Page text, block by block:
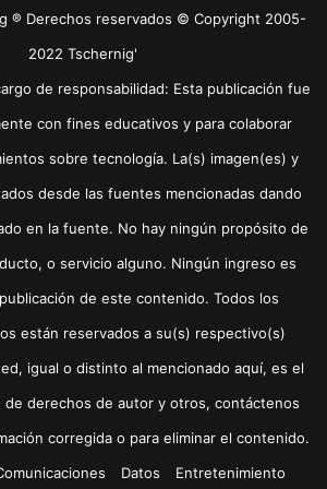
® Derechos reservados © Copyright 2005-
2022 Tschernig'
de responsabilidad: Esta publicación fue
con fines educativos y para colaborar
sobre tecnología. La(s) imagen(es) y
desde las fuentes mencionadas dando
en la fuente. No hay ningún propósito de
o servicio alguno. Ningún ingreso es
de este contenido. Todos los
están reservados a su(s) respectivo(s)
igual o distinto al mencionado aquí, es el
de derechos de autor y otros, contáctenos
corregida o para eliminar el contenido.
Datos Entretenimiento